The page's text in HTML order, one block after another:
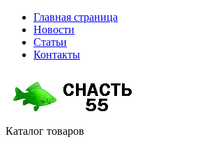
Главная страница
Новости
Статьи
Контакты
Каталог товаров